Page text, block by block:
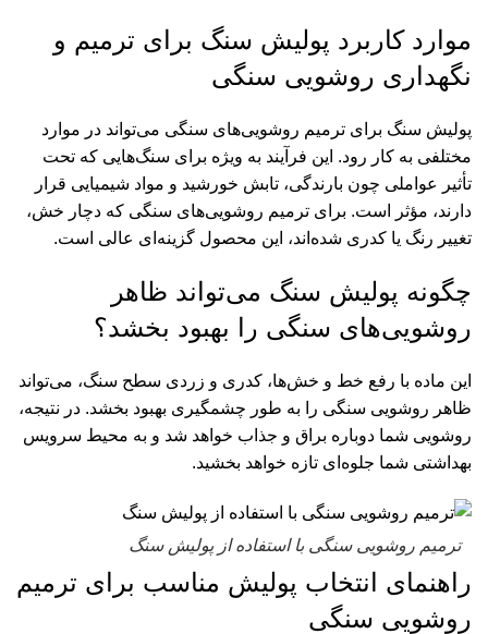
موارد کاربرد پولیش سنگ برای ترمیم و
نگهداری روشویی سنگی
پولیش سنگ برای ترمیم روشویی‌های سنگی می‌تواند در موارد
مختلفی به کار رود. این فرآیند به ویژه برای سنگ‌هایی که تحت
تأثیر عواملی چون بارندگی، تابش خورشید و مواد شیمیایی قرار
دارند، مؤثر است. برای ترمیم روشویی‌های سنگی که دچار خش،
تغییر رنگ یا کدری شده‌اند، این محصول گزینه‌ای عالی است.
چگونه پولیش سنگ می‌تواند ظاهر
روشویی‌های سنگی را بهبود بخشد؟
این ماده با رفع خط و خش‌ها، کدری و زردی سطح سنگ، می‌تواند
ظاهر روشویی سنگی را به طور چشمگیری بهبود بخشد. در نتیجه،
روشویی شما دوباره براق و جذاب خواهد شد و به محیط سرویس
بهداشتی شما جلوه‌ای تازه خواهد بخشید.
ترمیم روشویی سنگی با استفاده از پولیش سنگ
راهنمای انتخاب پولیش مناسب برای ترمیم
روشویی سنگی